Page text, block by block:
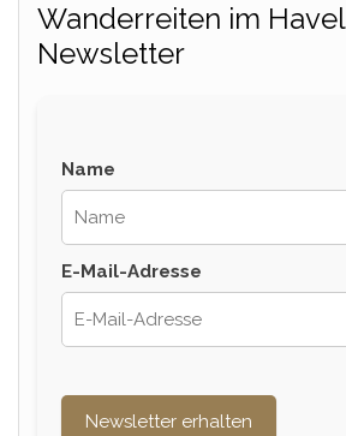
Wanderreiten im
Newsletter
Name
E-Mail-Adresse
Newsletter erhalten